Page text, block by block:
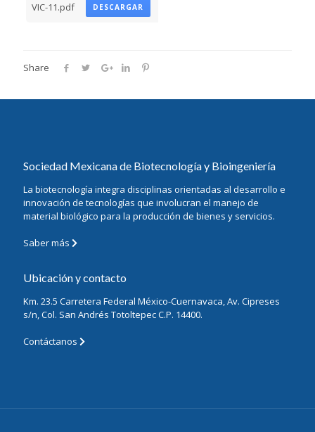
VIC-11.pdf DESCARGAR
Share
Sociedad Mexicana de Biotecnología y Bioingeniería
La biotecnología integra disciplinas orientadas al desarrollo e
innovación de tecnologías que involucran el manejo de
material biológico para la producción de bienes y servicios.
Saber más
Ubicación y contacto
Km. 23.5 Carretera Federal México-Cuernavaca, Av. Cipreses
s/n, Col. San Andrés Totoltepec C.P. 14400.
Contáctanos